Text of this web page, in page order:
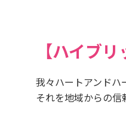
【ハイブ
我々ハートアンドハ
それを地域からの信